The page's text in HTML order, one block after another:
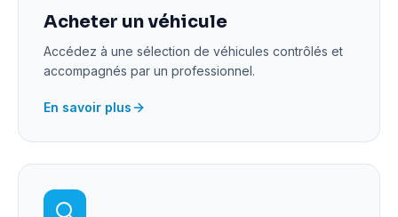
Acheter un véhicule
Accédez à une sélection de véhicules contrôlés et
accompagnés par un professionnel.
En savoir plus